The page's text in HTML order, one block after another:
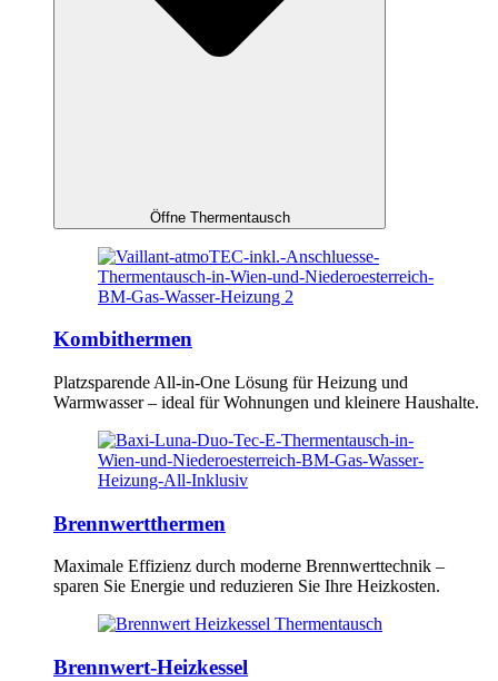
Öffne Thermentausch
Kombithermen
Platzsparende All-in-One Lösung für Heizung und
Warmwasser – ideal für Wohnungen und kleinere Haushalte.
Brennwertthermen
Maximale Effizienz durch moderne Brennwerttechnik –
sparen Sie Energie und reduzieren Sie Ihre Heizkosten.
Brennwert-Heizkessel